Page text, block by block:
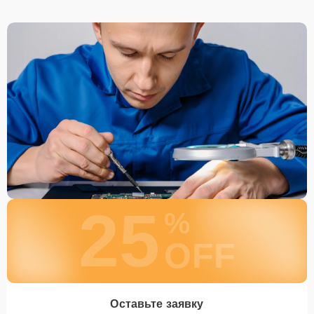
Привезти устройство в ближайший центр или
передать аппарат курьеру службы доставки,
дождаться результатов диагностики и принять
решение.
Дождаться оповещения о готовности и забрать
устройство самостоятельно или воспользоваться
курьерской доставкой.
При необходимости клиент может воспользоваться услугой
вызова мастера для проведения диагностики и ремонта в
желаемом месте и удобное время.
Какие предоставляются
гарантии
Каждому клиенту предоставляется гарантия сервиса, которая
распространяется на все виды ремонта, а также на все
используемые запчасти. Гарантия включает в себя срочную
обновит программное обеспечение совершенно бесплатно. Более
25 %
OFF
Оставьте заявку